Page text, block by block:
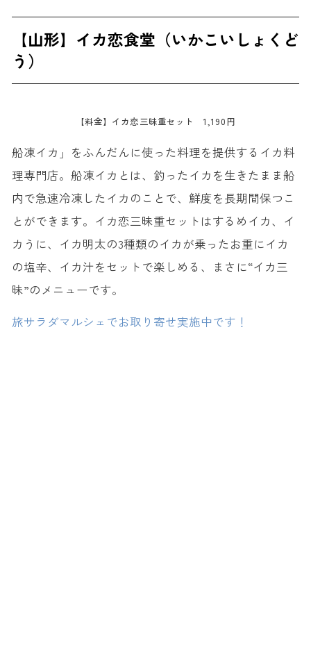
【山形】イカ恋食堂（いかこいしょくど
う）
【料金】イカ恋三昧重セット 1,190円
船凍イカ」をふんだんに使った料理を提供するイカ料
理専門店。船凍イカとは、釣ったイカを生きたまま船
内で急速冷凍したイカのことで、鮮度を長期間保つこ
とができます。イカ恋三昧重セットはするめイカ、イ
カうに、イカ明太の3種類のイカが乗ったお重にイカ
の塩辛、イカ汁をセットで楽しめる、まさに“イカ三
昧”のメニューです。
旅サラダマルシェでお取り寄せ実施中です！